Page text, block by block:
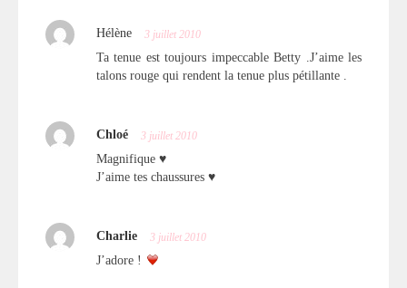
Hélène 3 juillet 2010
Ta tenue est toujours impeccable Betty .J’aime les
talons rouge qui rendent la tenue plus pétillante .
Chloé 3 juillet 2010
Magnifique ♥
J’aime tes chaussures ♥
Charlie 3 juillet 2010
J’adore !